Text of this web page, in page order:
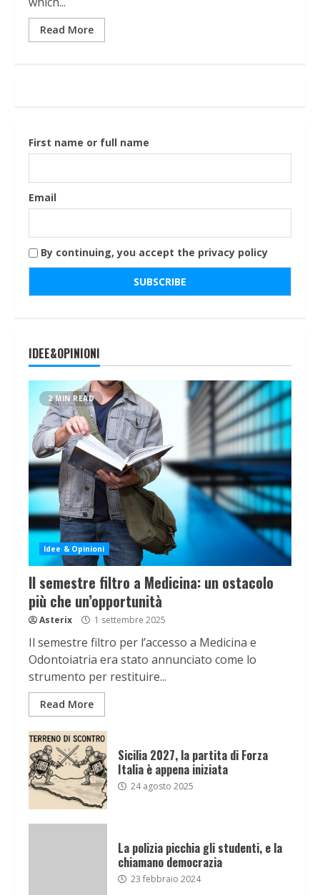
Read More
First name or full name
Email
By continuing, you accept the privacy policy
IDEE&OPINIONI
2 MIN READ
Idee & Opinioni
Il semestre filtro a Medicina: un ostacolo
più che un’opportunità
Asterix 1 settembre 2025
Il semestre filtro per l’accesso a Medicina e
Odontoiatria era stato annunciato come lo
strumento per restituire...
Read More
Sicilia 2027, la partita di Forza
Italia è appena iniziata
24 agosto 2025
La polizia picchia gli studenti, e la
chiamano democrazia
23 febbraio 2024